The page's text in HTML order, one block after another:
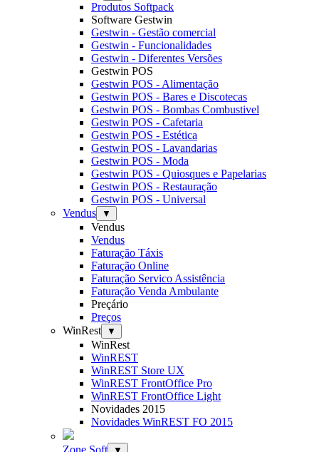
Produtos Softpack
Software Gestwin
Gestwin - Gestão comercial
Gestwin - Funcionalidades
Gestwin - Diferentes Versões
Gestwin POS
Gestwin POS - Alimentação
Gestwin POS - Bares e Discotecas
Gestwin POS - Bombas Combustivel
Gestwin POS - Cafetaria
Gestwin POS - Estética
Gestwin POS - Lavandarias
Gestwin POS - Moda
Gestwin POS - Quiosques e Papelarias
Gestwin POS - Restauração
Gestwin POS - Universal
Vendus
▼
Vendus
Vendus
Faturação Táxis
Faturação Online
Faturação Servico Assistência
Faturação Venda Ambulante
Preçário
Preços
WinRest
▼
WinRest
WinREST
WinREST Store UX
WinREST FrontOffice Pro
WinREST FrontOffice Light
Novidades 2015
Novidades WinREST FO 2015
Zone Soft